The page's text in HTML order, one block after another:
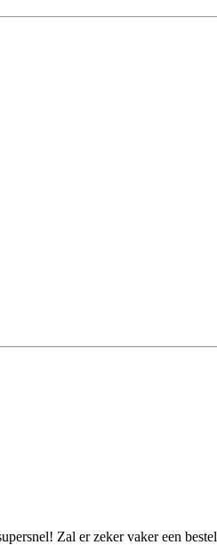
Zal er zeker vaker een